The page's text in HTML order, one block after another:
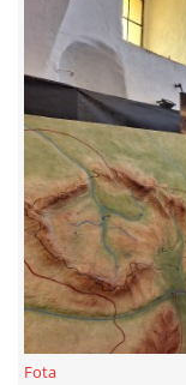
FOTOALBUM
FOTOALBUM
KONTAKT
NOVINKY
KALKULACE-
Fota